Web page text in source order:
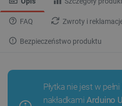
FAQ Zwroty i
Bezpieczeństwo produktu
Płytka nie jest w
nakładkamiArduino